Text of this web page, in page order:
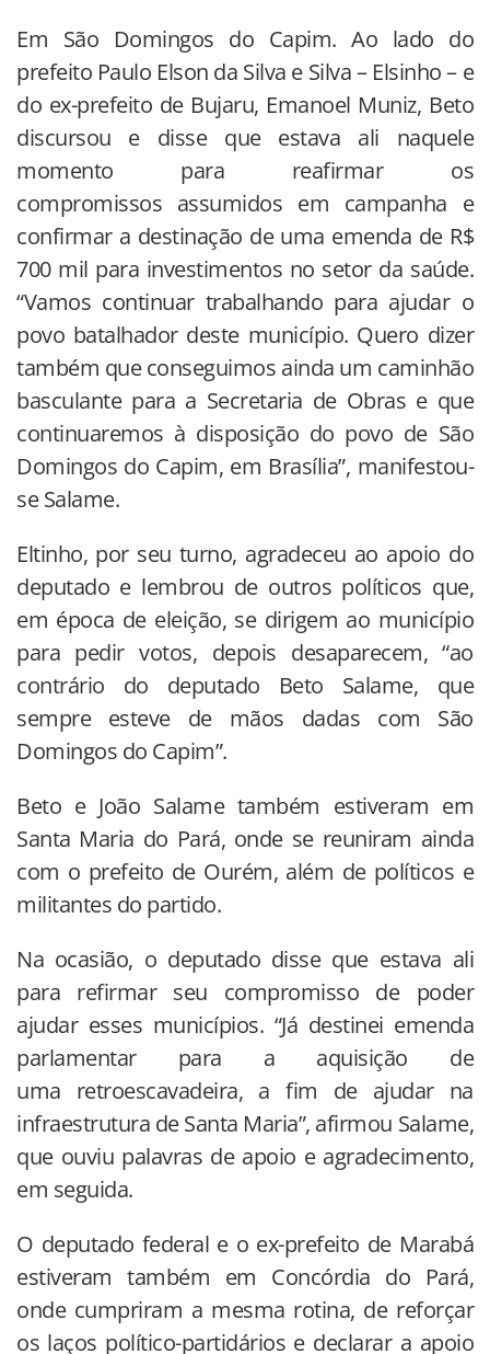
Em São Domingos do Capim. Ao lado do
prefeito Paulo Elson da Silva e Silva – Elsinho – e
do ex-prefeito de Bujaru, Emanoel Muniz, Beto
discursou e disse que estava ali naquele
momento para reafirmar os
compromissos assumidos em campanha e
confirmar a destinação de uma emenda de R$
700 mil para investimentos no setor da saúde.
“Vamos continuar trabalhando para ajudar o
povo batalhador deste município. Quero dizer
também que conseguimos ainda um caminhão
basculante para a Secretaria de Obras e que
continuaremos à disposição do povo de São
Domingos do Capim, em Brasília”, manifestou-
se Salame.
Eltinho, por seu turno, agradeceu ao apoio do
deputado e lembrou de outros políticos que,
em época de eleição, se dirigem ao município
para pedir votos, depois desaparecem, “ao
contrário do deputado Beto Salame, que
sempre esteve de mãos dadas com São
Domingos do Capim”.
Beto e João Salame também estiveram em
Santa Maria do Pará, onde se reuniram ainda
com o prefeito de Ourém, além de políticos e
militantes do partido.
Na ocasião, o deputado disse que estava ali
para refirmar seu compromisso de poder
ajudar esses municípios. “Já destinei emenda
parlamentar para a aquisição de
uma retroescavadeira, a fim de ajudar na
infraestrutura de Santa Maria”, afirmou Salame,
que ouviu palavras de apoio e agradecimento,
em seguida.
O deputado federal e o ex-prefeito de Marabá
estiveram também em Concórdia do Pará,
onde cumpriram a mesma rotina, de reforçar
os laços político-partidários e declarar a apoio